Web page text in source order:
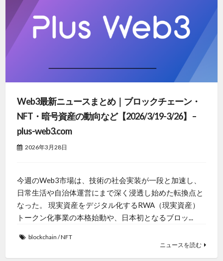
Web3最新ニュースまとめ｜ブロックチェーン・
NFT・暗号資産の動向など【2026/3/19-3/26】 –
plus-web3.com
2026年3月28日
今週のWeb3市場は、技術の社会実装が一段と加速し、
日常生活や自治体運営にまで深く浸透し始めた転換点と
なった。 現実資産をデジタル化するRWA（現実資産）
トークン化事業の本格始動や、日本初となるブロッ...
blockchain /NFT
ニュースを読む